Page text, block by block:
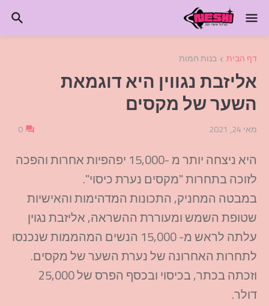
דף הבית בנות חמות
אליזבת נגווין היא דוגמאת
השער של מקסים
מאי 24, 2021 0
היא ניצחה יותר מ -15,000 יפהפיות אחרות והפכה
לזוכה בתחרות "מקסים נערת כיסוי".
במבטה המחניק, התכונות המדהימות והאישיות
שטופת השמש ומעוררת ההשראה, אליזבת נגוין
עלתה לראש מ- 15,000 הנשים המהממות שנכנסו
לתחרות האחרונה של נערת השער של מקסים.
וזכתה בכתר, בכיסוי ובכסף הפרס של 25,000
דולר.